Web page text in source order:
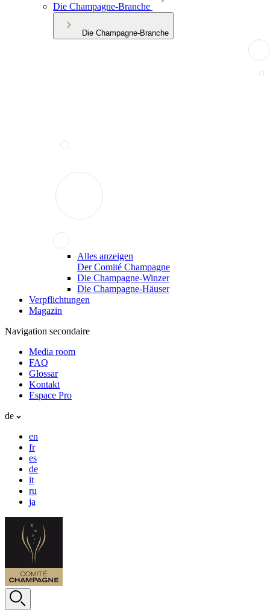
Die Champagne-Branche
Die Champagne-Branche
Alles anzeigen
Der Comité Champagne
Die Champagne-Winzer
Die Champagne-Häuser
Verpflichtungen
Magazin
Navigation secondaire
Media room
FAQ
Glossar
Kontakt
Espace Pro
de
en
fr
es
de
it
ru
ja